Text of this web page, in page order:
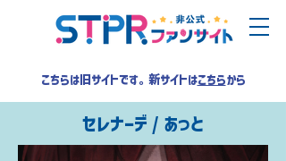
こちらは旧サイトです。新サイトはこちらから
セレナーデ / あっと